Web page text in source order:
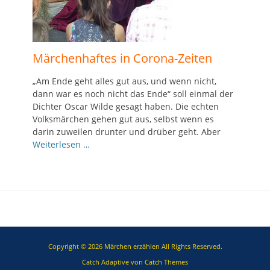
Märchenhaftes in Corona-Zeiten
„Am Ende geht alles gut aus, und wenn nicht,
dann war es noch nicht das Ende“ soll einmal der
Dichter Oscar Wilde gesagt haben. Die echten
Volksmärchen gehen gut aus, selbst wenn es
darin zuweilen drunter und drüber geht. Aber
Weiterlesen …
Copyright © 2026 Märchen erzählen All Rights Reserved.
Catch Adaptive von Catch Themes